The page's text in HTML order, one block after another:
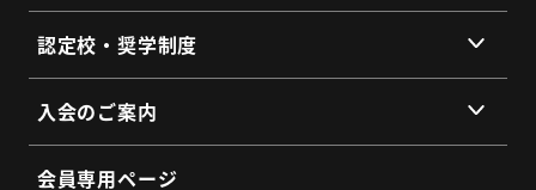
会員同士のネットワークづくり
SDGs宣言
提供サービス
サービス拠点
よくあるご質問
整備・メンテナンス依頼フォーム
認定校・奨学制度
認定校制度について
全国トラックネット企業紹介
よくあるご質問
入会のご案内
入会の3つのメリット
会員専用ページ